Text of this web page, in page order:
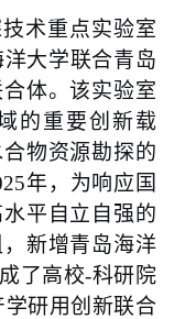
术重点实验室
大学联合青岛
体。该实验室
的重要创新载
物资源勘探的
年，为响应国
平自立自强的
新增青岛海洋
了高校-科研院
研用创新联合